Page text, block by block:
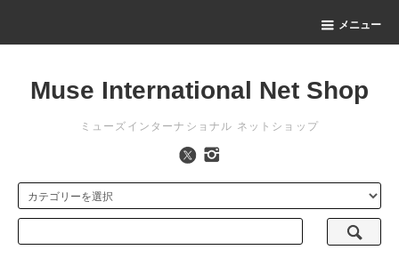
メニュー
Muse International Net Shop
ミューズインターナショナル ネットショップ